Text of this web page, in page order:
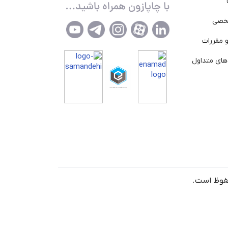
مقررات
متداول
است.